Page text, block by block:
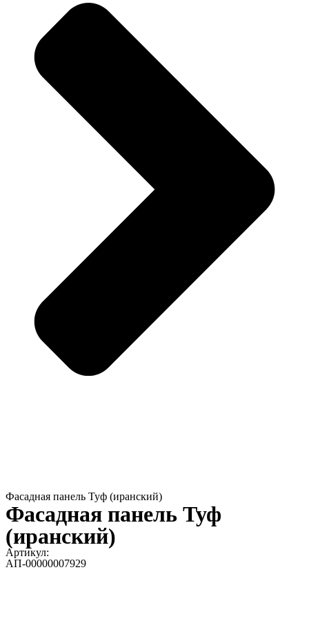
Фасадная панель Туф (иранский)
Фасадная панель Туф
(иранский)
Артикул:
АП-00000007929